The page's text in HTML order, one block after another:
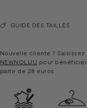
GUIDE DES TAILLES
Nouvelle cliente ?
NEWNOLIJU pour
partir de 28 euros.